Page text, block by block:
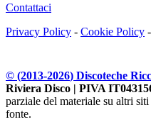
Contattaci
Privacy Policy - Cookie Policy -
© (2013-2026) Discoteche
Riviera Disco | PIVA
parziale del materiale su altri
fonte.